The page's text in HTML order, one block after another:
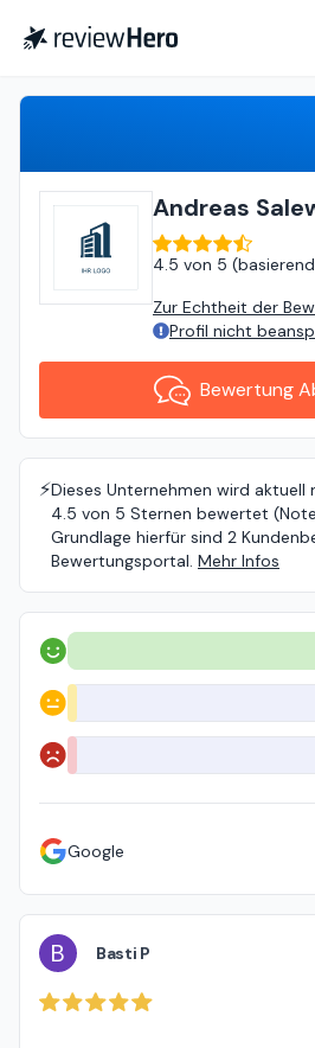
Andreas
4.5 von 5 (
Zur Echtheit der
Profil nicht
Bewertung
⚡️Dieses Unternehmen wird
4.5 von 5 Sternen bewertet (Note
Grundlage hierfür sind 2
Bewertungsportal. Mehr Infos
Positiv
Neutral
Negativ
Google
B Basti P